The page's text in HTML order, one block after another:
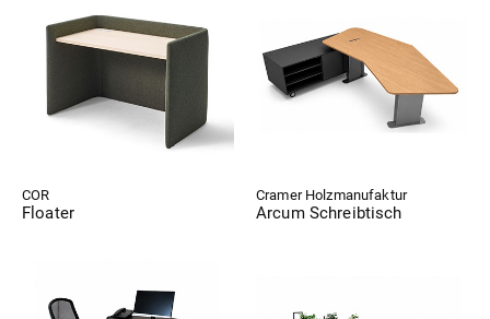
COR
Floater
Cramer Holzmanufaktur
Arcum Schreibtisch